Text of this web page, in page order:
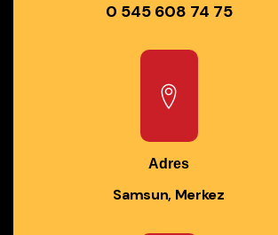
0 545 608 74 75
Adres
Samsun, Merkez